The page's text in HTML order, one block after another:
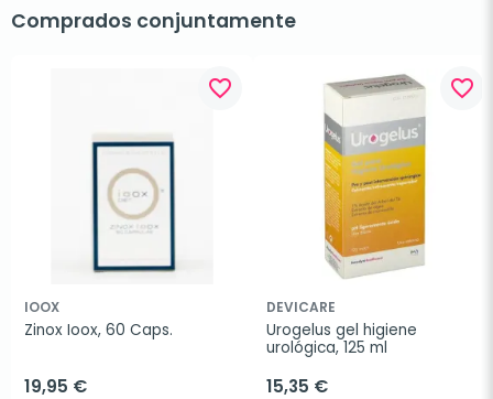
Comprados conjuntamente
favorite_border
IOOX
Zinox Ioox, 60 Caps.
19,95 €
favorite_border
DEVICARE
Urogelus gel higiene
urológica, 125 ml
15,35 €